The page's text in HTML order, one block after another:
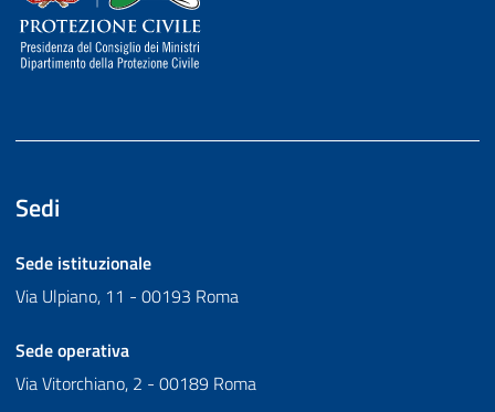
Sedi
Sede istituzionale
Via Ulpiano, 11 - 00193 Roma
Sede operativa
Via Vitorchiano, 2 - 00189 Roma